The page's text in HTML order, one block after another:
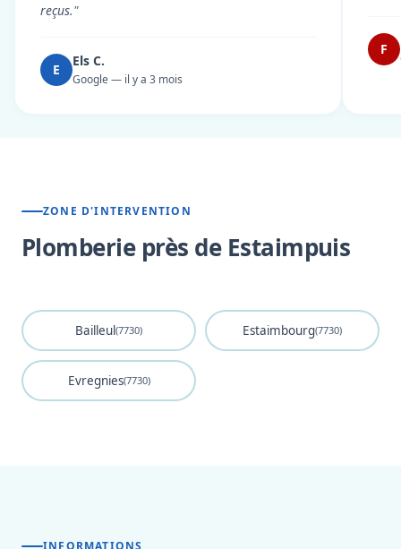
reçus."
E
Els C.
Google — il y a 3 mois
F
ZONE D'INTERVENTION
Plomberie près de Estaimpuis
Bailleul(7730) Estaimbourg(7730)
Evregnies(7730)